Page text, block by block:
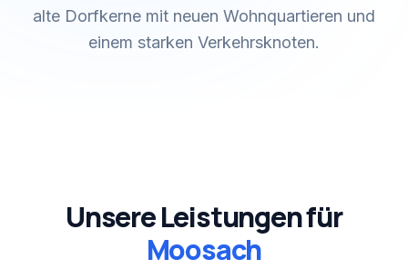
alte Dorfkerne mit neuen Wohnquartieren und
einem starken Verkehrsknoten.
Unsere Leistungen für
Moosach